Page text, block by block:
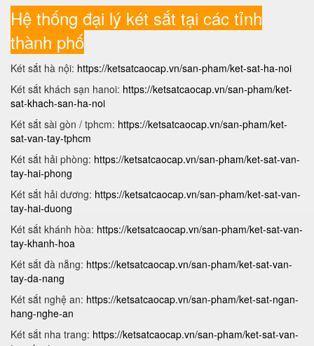
Hệ thống đại lý két sắt tại các tỉnh
thành phố
Két sắt hà nội: https://ketsatcaocap.vn/san-pham/ket-sat-ha-noi
Két sắt khách sạn hanoi: https://ketsatcaocap.vn/san-pham/ket-
sat-khach-san-ha-noi
Két sắt sài gòn / tphcm: https://ketsatcaocap.vn/san-pham/ket-
sat-van-tay-tphcm
Két sắt hải phòng: https://ketsatcaocap.vn/san-pham/ket-sat-van-
tay-hai-phong
Két sắt hải dương: https://ketsatcaocap.vn/san-pham/ket-sat-van-
tay-hai-duong
Két sắt khánh hòa: https://ketsatcaocap.vn/san-pham/ket-sat-van-
tay-khanh-hoa
Két sắt đà nẵng: https://ketsatcaocap.vn/san-pham/ket-sat-van-
tay-da-nang
Két sắt nghệ an: https://ketsatcaocap.vn/san-pham/ket-sat-ngan-
hang-nghe-an
Két sắt nha trang: https://ketsatcaocap.vn/san-pham/ket-sat-van-